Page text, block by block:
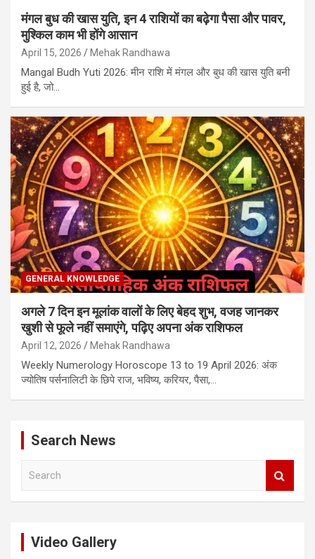
मंगल बुध की खास युति, इन 4 राशियों का बढ़ेगा पैसा और पावर,
मुश्किल काम भी होंगे आसान
April 15, 2026 Mehak Randhawa
Mangal Budh Yuti 2026: मीन राशि में मंगल और बुध की खास युति बनी
हुई है, जो…
GENERAL KNOWLEDGE
अगले 7 दिन इन मूलांक वालों के लिए बेहद शुभ, वजह जानकर
खुशी से फूले नहीं समाएंगे, पढ़िए अपना अंक राशिफल
April 12, 2026 Mehak Randhawa
Weekly Numerology Horoscope 13 to 19 April 2026: अंक
ज्‍योतिष पर्सनालिटी के छिपे राज, भविष्‍य, करियर, पैसा,…
Search News
Video Gallery